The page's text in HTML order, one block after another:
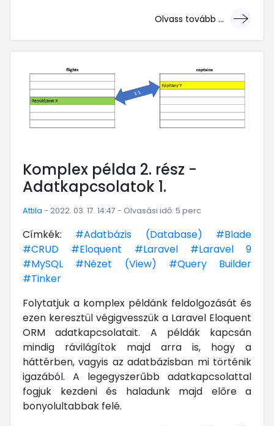
Olvass tovább ...
... mert megéri!
Komplex példa 2. rész -
Adatkapcsolatok 1.
Attila - 2022. 03. 17. 14:47 - Olvasási idő: 5 perc
Címkék: #Adatbázis (Database)
#Blade
#CRUD
#Eloquent #Laravel
#Laravel 9
#MySQL
#Nézet (View)
#Query Builder
#Tinker
Folytatjuk a komplex példánk feldolgozását és
ezen keresztül végigvesszük a Laravel Eloquent
ORM adatkapcsolatait. A példák kapcsán
mindig rávilágítok majd arra is, hogy a
háttérben, vagyis az adatbázisban mi történik
igazából. A legegyszerűbb adatkapcsolattal
fogjuk kezdeni és haladunk majd előre a
bonyolultabbak felé.